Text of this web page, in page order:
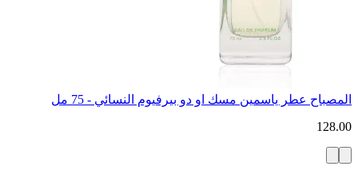
المصباح عطر ياسمين مسك او دو بيرفيوم النسائي - 75 مل
128.00